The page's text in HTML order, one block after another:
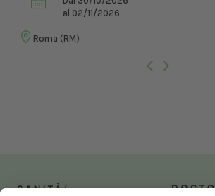
al 02/11/2026
Roma (RM)